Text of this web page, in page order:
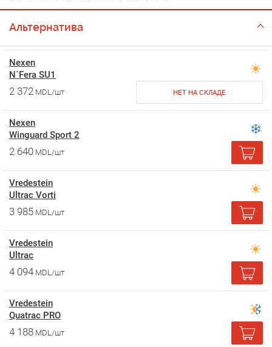
Альтернатива
Nexen
N`Fera SU1
2 372 MDL/шт НЕТ НА СКЛАДЕ
Nexen
Winguard Sport 2
2 640 MDL/шт
Vredestein
Ultrac Vorti
3 985 MDL/шт
Vredestein
Ultrac
4 094 MDL/шт
Vredestein
Quatrac PRO
4 188 MDL/шт